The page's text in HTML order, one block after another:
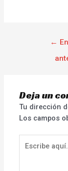
←
Deja un
Tu dirección
Los campos
aquí...